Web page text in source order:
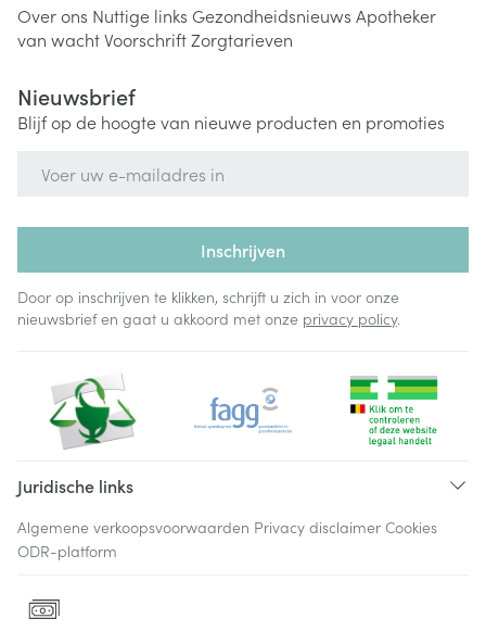
Over ons Nuttige links Gezondheidsnieuws Apotheker
van wachtVoorschriftZorgtarieven
Nieuwsbrief
Blijf op de hoogte van nieuwe producten en promoties
Inschrijven
Door op inschrijven te klikken, schrijft u zich in voor onze
nieuwsbrief en gaat u akkoord met onze privacy policy.
Juridische links
Algemene verkoopsvoorwaarden Privacy disclaimer Cookies
ODR-platform